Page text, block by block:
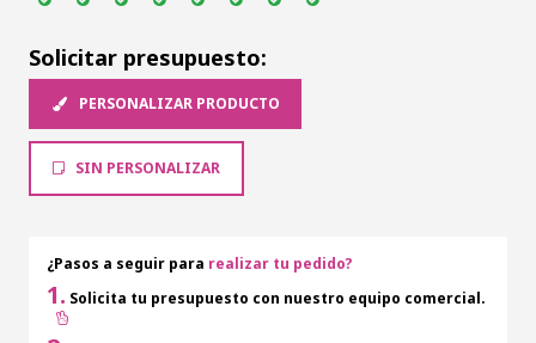
Solicitar presupuesto:
PERSONALIZAR PRODUCTO
SIN PERSONALIZAR
¿Pasos a seguir para realizar tu pedido?
1. Solicita tu presupuesto con nuestro equipo comercial.